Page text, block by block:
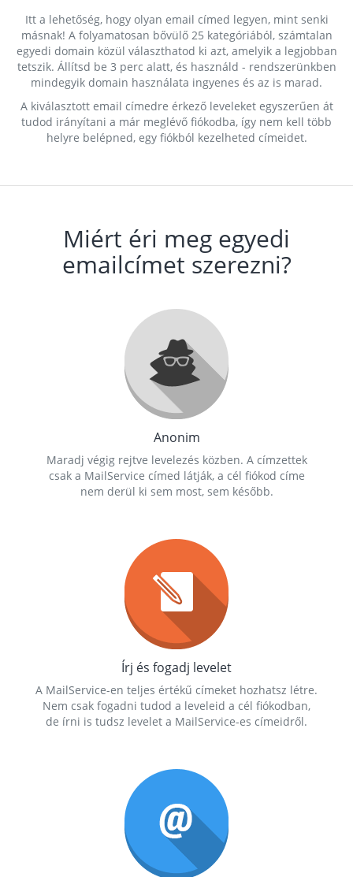
Itt a lehetőség, hogy olyan email címed legyen, mint senki
másnak! A folyamatosan bővülő 25 kategóriából, számtalan
egyedi domain közül választhatod ki azt, amelyik a legjobban
tetszik. Állítsd be 3 perc alatt, és használd - rendszerünkben
mindegyik domain használata ingyenes és az is marad.
A kiválasztott email címedre érkező leveleket egyszerűen át
tudod irányítani a már meglévő fiókodba, így nem kell több
helyre belépned, egy fiókból kezelheted címeidet.
Miért éri meg egyedi
emailcímet szerezni?
Anonim
Maradj végig rejtve levelezés közben. A címzettek
csak a MailService címed látják, a cél fiókod címe
nem derül ki sem most, sem később.
Írj és fogadj levelet
A MailService-en teljes értékű címeket hozhatsz létre.
Nem csak fogadni tudod a leveleid a cél fiókodban,
de írni is tudsz levelet a MailService-es címeidről.